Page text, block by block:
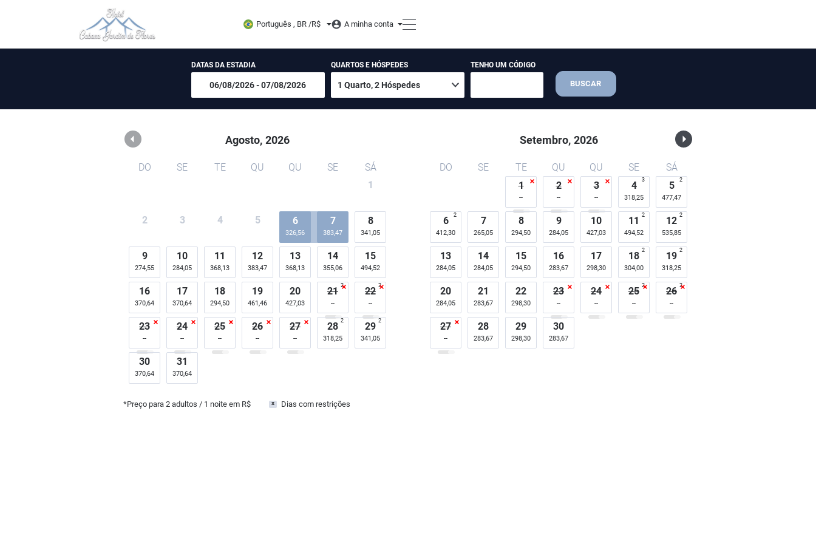
Hotel Cabanas Jardim de Flores
Português , BR /R$ A minha conta
DATAS DA ESTADIA QUARTOS E HÓSPEDES TENHO UM CÓDIGO
BUSCAR
Agosto, 2026
DO SE TE QU QU SE
SÁ
1
2 3 4 5 6
326,56
7
383,47
8
341,05
9
274,55
10
284,05
11
368,13
12
383,47
13
368,13
14
355,06
15
494,52
16
370,64
17
370,64
18
294,50
19
461,46
20
427,03
21 2 22 2
23 24 25 26 27 28
318,25
2 29
341,05
2
30
370,64
31
370,64
Setembro, 2026
DO SE TE QU QU SE
SÁ
1
2 3 4
318,25
3 5
477,47
2
6
412,30
2 7
265,05
8
294,50
9
284,05
10
427,03
11
494,52
2 12
535,85
2
13
284,05
14
284,05
15
294,50
16
283,67
17
298,30
18
304,00
2 19
318,25
2
20
284,05
21
283,67
22
298,30
23 24 25 2 26 2
27 28
283,67
29
298,30
30
283,67
*Preço para2 adultos / 1 noite em R$ x Dias com restrições